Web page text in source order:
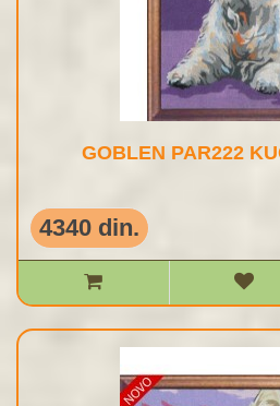
GOBLEN PAR222
4340 din.